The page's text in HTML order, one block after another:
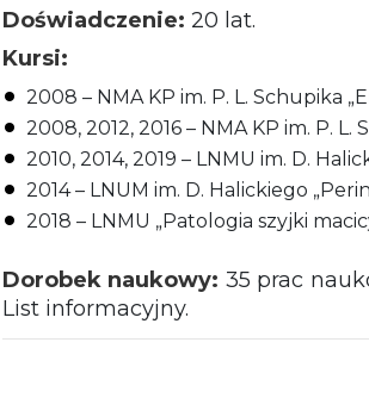
Doświadczenie: 20 lat.
Kursi:
2008 – NMA KP im. P. L. Schupika
2008, 2012, 2016 – NMA KP im. P.
2010, 2014, 2019 – LNMU im. D.
2014 – LNUM im. D. Halickiego
2018 – LNMU „Patologia szyjki
Dorobek naukowy: 35 prac
List informacyjny.